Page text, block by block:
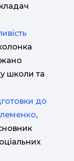
школи та
до
,